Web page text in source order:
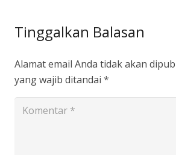
Tinggalkan Balasan
Alamat email Anda tidak akan
yang wajib ditandai *